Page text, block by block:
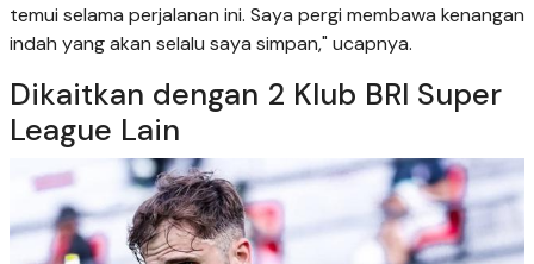
temui selama perjalanan ini. Saya pergi membawa kenangan
indah yang akan selalu saya simpan," ucapnya.
Dikaitkan dengan 2 Klub BRI Super
League Lain